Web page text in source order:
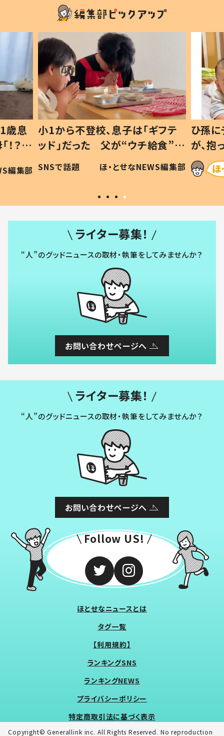
歳息
？」
編集部
小1から不登校、息子は「ギフテ
ッド」だった 父が“ウチ給食”を
作り続ける理由とは #令和の親
#令和の子
SNSで話題 ほ・とせなNEWS編集部
ひ孫
が、
「涙が
い」
ライター募集！
“人”のグッドニュースの取材・執筆をしてみませんか？
お問い合わせページへ
ライター募集！
“人”のグッドニュースの取材・執筆をしてみませんか？
お問い合わせページへ
Follow US!
ほとせなニュースとは
タグ一覧
【利用規約】
ランキングSNS
ランキングNEWS
プライバシーポリシー
特定商取引法に基づく表示
Copyright© Generallink inc. All Rights Reserved. No reproduction